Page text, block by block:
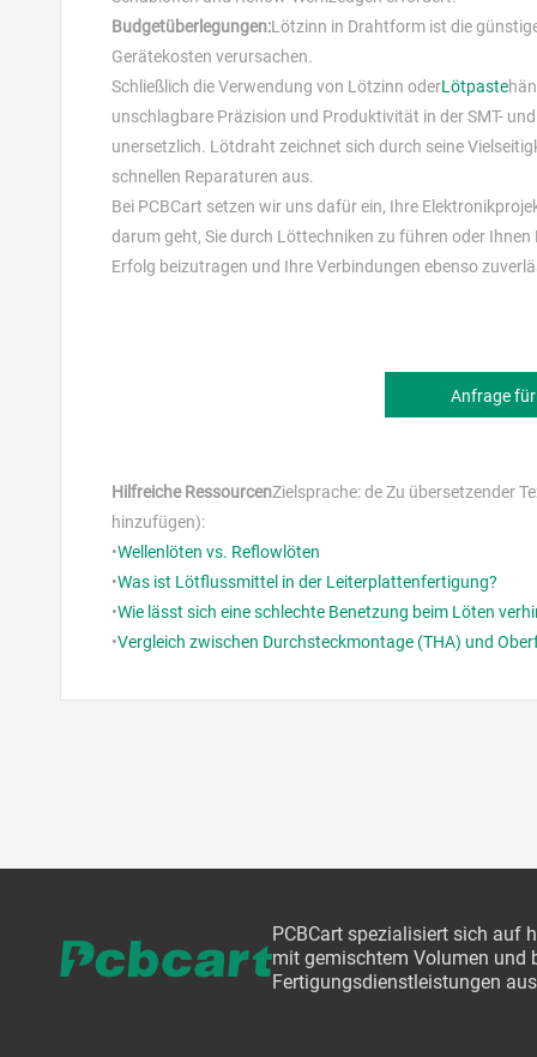
Budgetüberlegungen:Lötzinn in Drahtform ist die
Gerätekosten verursachen.
Schließlich die Verwendung von Lötzinn oderLötpaste
unschlagbare Präzision und Produktivität in der SMT-
unersetzlich. Lötdraht zeichnet sich durch seine
schnellen Reparaturen aus.
Bei PCBCart setzen wir uns dafür ein, Ihre
darum geht, Sie durch Löttechniken zu führen oder
Erfolg beizutragen und Ihre Verbindungen ebenso
Anfrage
Hilfreiche RessourcenZielsprache: de Zu übersetzender
hinzufügen):
•Wellenlöten vs. Reflowlöten
•Was ist Lötflussmittel in der Leiterplattenfertigung?
•Wie lässt sich eine schlechte Benetzung beim Löten
•Vergleich zwischen Durchsteckmontage (THA) und
PCBCart spezialisiert sich auf
mit gemischtem Volumen und
Fertigungsdienstleistungen